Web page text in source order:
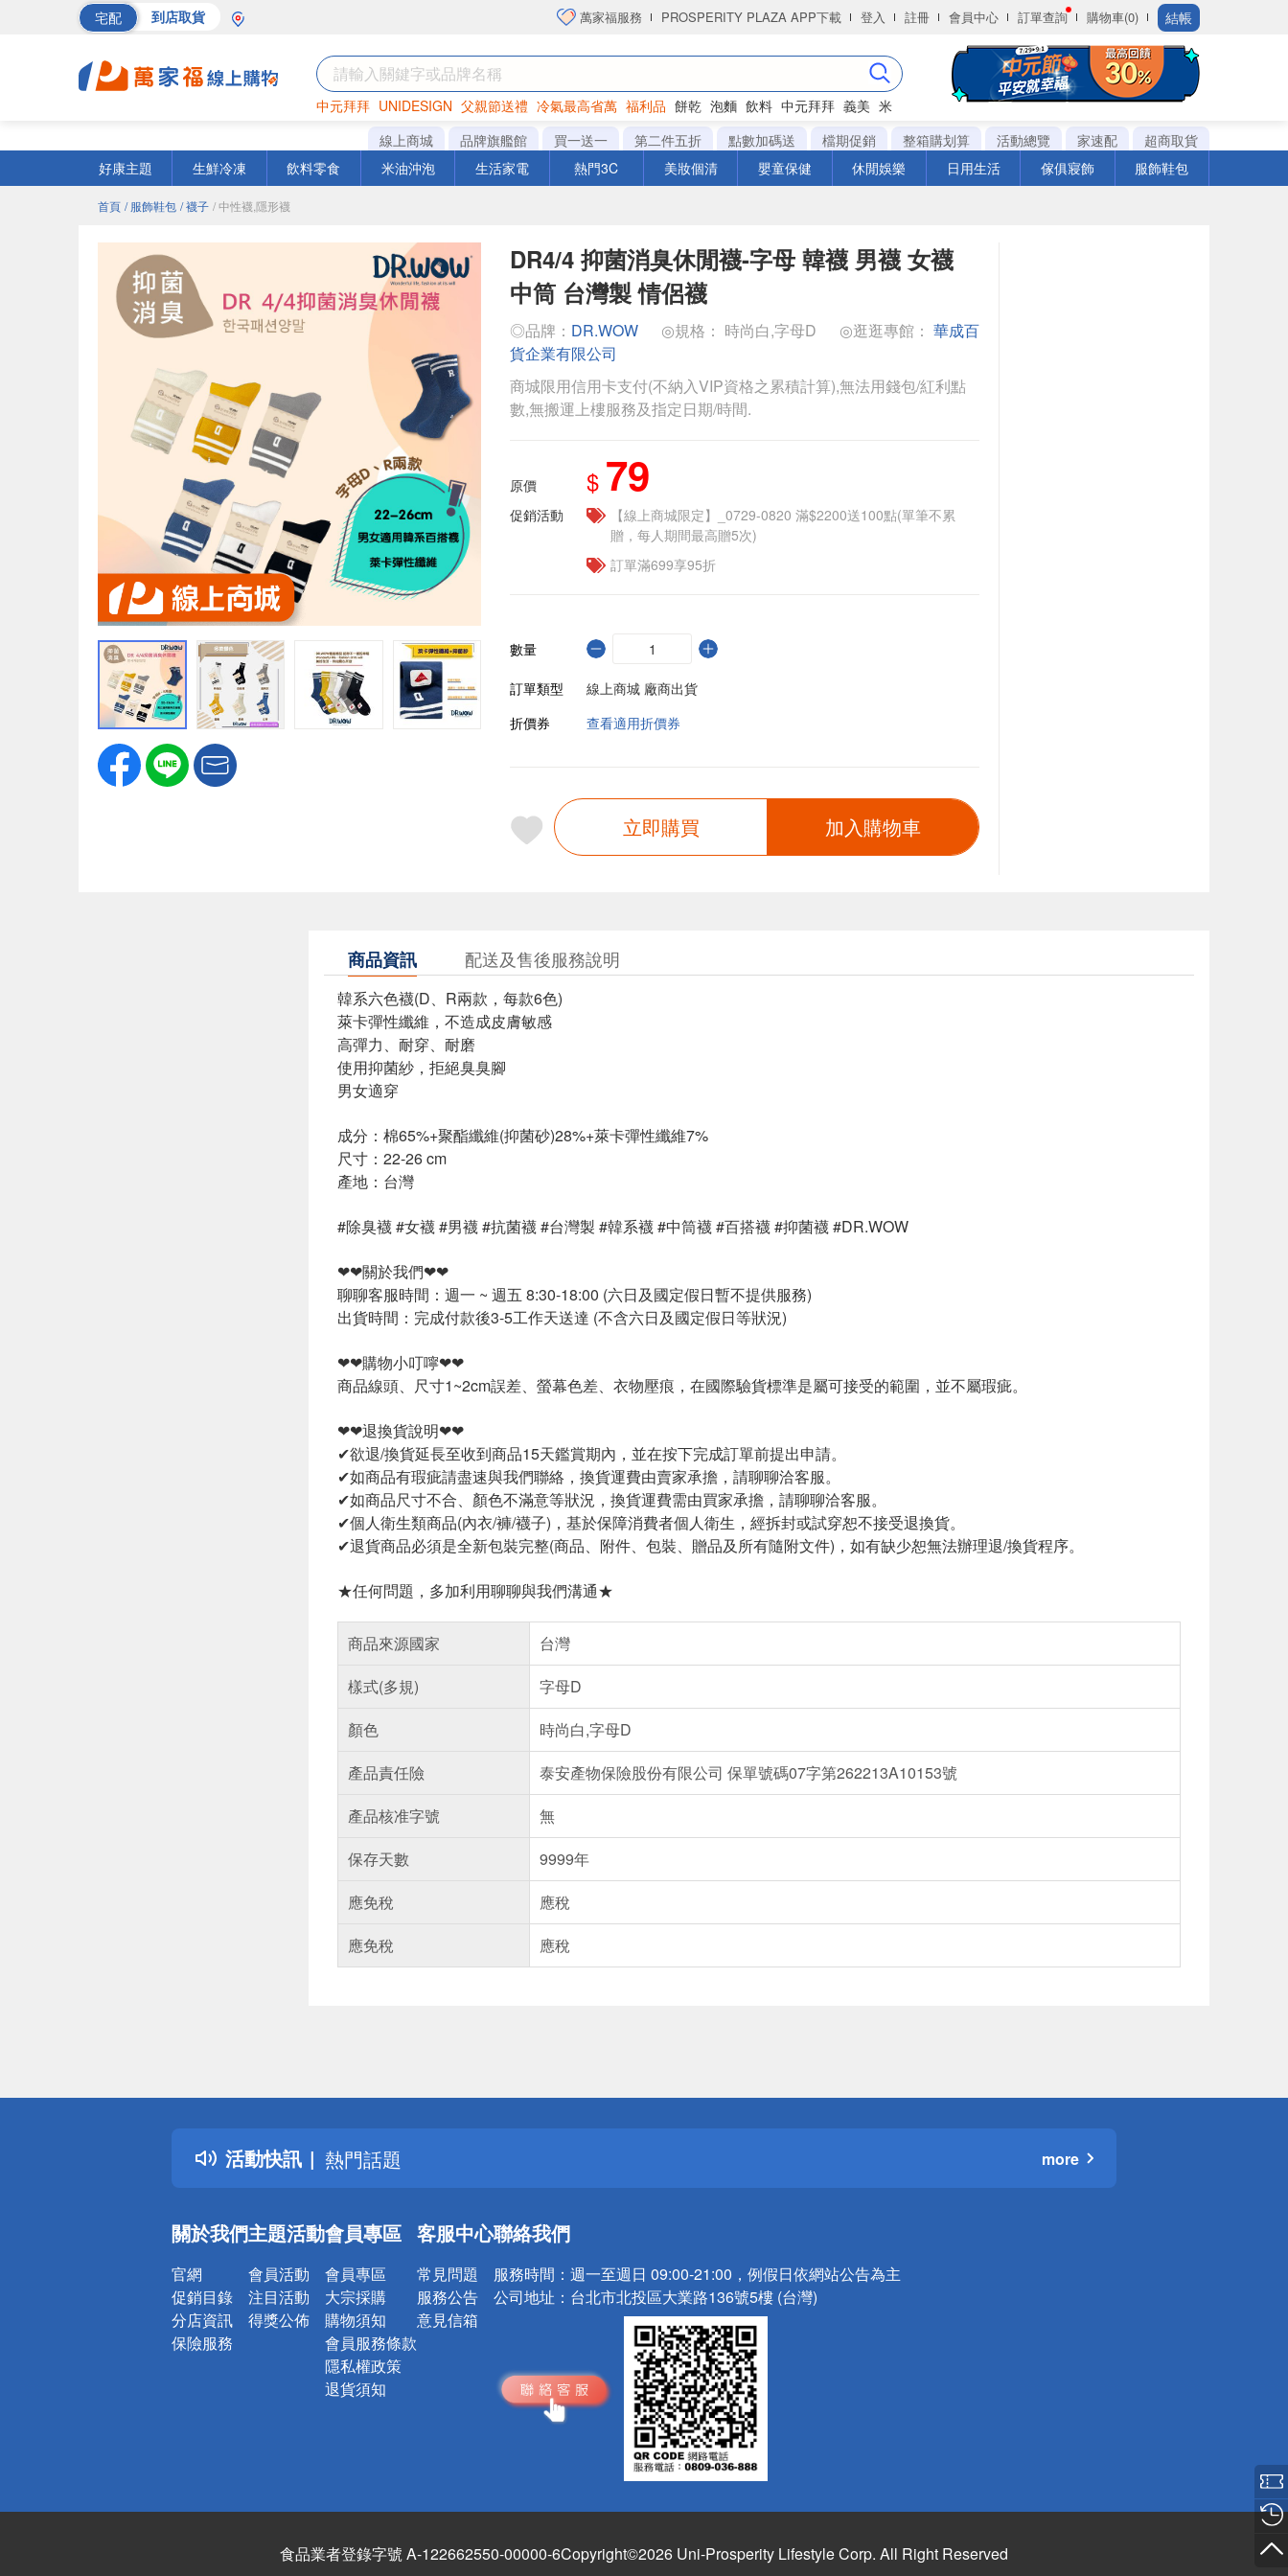
宅配 到店取貨 萬家福服務 PROSPERITY PLAZA APP下載 登入 註冊 會員中心 訂單查詢 購物車(0) 結帳
中元拜拜 UNIDESIGN 父親節送禮 冷氣最高省萬 福利品 餅乾 泡麵 飲料 中元拜拜 義美 米
罐頭 海苔 洋芋片
線上商城 品牌旗艦館 買一送一 第二件五折 點數加碼送 檔期促銷 整箱購划算 活動總覽 家速配
超商取貨
好康主題
生鮮冷凍 飲料零食 米油沖泡 生活家電 熱門3C 美妝個清 嬰童保健 休閒娛樂 日用生活 傢俱寢飾 服飾鞋包
首頁 / 服飾鞋包 / 襪子 / 中性襪,隱形襪
DR4/4 抑菌消臭休閒襪-字母 韓襪 男襪 女襪
中筒 台灣製 情侶襪
◎品牌： DR.WOW ◎規格： 時尚白,字母D ◎逛逛專館： 華成百
貨企業有限公司
商城限用信用卡支付(不納入VIP資格之累積計算),無法用錢包/紅利點
數,無搬運上樓服務及指定日期/時間.
原價 $ 79
促銷活動
【線上商城限定】_0729-0820 滿$2200送100點(單筆不累
贈，每人期間最高贈5次)
訂單滿699享95折
數量
訂單類型
線上商城 廠商出貨
折價券
查看適用折價券
立即購買 加入購物車
商品資訊 配送及售後服務說明
韓系六色襪(D、R兩款，每款6色)
萊卡彈性纖維，不造成皮膚敏感
高彈力、耐穿、耐磨
使用抑菌紗，拒絕臭臭腳
男女適穿
成分：棉65%+聚酯纖維(抑菌砂)28%+萊卡彈性纖維7%
尺寸：22-26 cm
產地：台灣
#除臭襪 #女襪 #男襪 #抗菌襪 #台灣製 #韓系襪 #中筒襪 #百搭襪 #抑菌襪 #DR.WOW
❤❤關於我們❤❤
聊聊客服時間：週一 ~ 週五 8:30-18:00 (六日及國定假日暫不提供服務)
出貨時間：完成付款後3-5工作天送達 (不含六日及國定假日等狀況)
❤❤購物小叮嚀❤❤
商品線頭、尺寸1~2cm誤差、螢幕色差、衣物壓痕，在國際驗貨標準是屬可接受的範圍，並不屬瑕疵。
❤❤退換貨說明❤❤
✔欲退/換貨延長至收到商品15天鑑賞期內，並在按下完成訂單前提出申請。
✔如商品有瑕疵請盡速與我們聯絡，換貨運費由賣家承擔，請聊聊洽客服。
✔如商品尺寸不合、顏色不滿意等狀況，換貨運費需由買家承擔，請聊聊洽客服。
✔個人衛生類商品(內衣/褲/襪子)，基於保障消費者個人衛生，經拆封或試穿恕不接受退換貨。
✔退貨商品必須是全新包裝完整(商品、附件、包裝、贈品及所有隨附文件)，如有缺少恕無法辦理退/換貨程序。
★任何問題，多加利用聊聊與我們溝通★
商品來源國家
台灣
樣式(多規)
字母D
顏色
時尚白,字母D
產品責任險
泰安產物保險股份有限公司 保單號碼07字第262213A10153號
產品核准字號
無
保存天數
9999年
應免稅
應稅
應免稅
應稅
活動快訊
詐騙網頁！請小心！
得獎公告
熱門話題
銀行優惠
詐騙網頁！請小心！
more
關於我們
官網
促銷目錄
分店資訊
保險服務
主題活動
會員活動
注目活動
得獎公佈
會員專區
會員專區
大宗採購
購物須知
會員服務條款
隱私權政策
退貨須知
客服中心
常見問題
服務公告
意見信箱
聯絡我們
服務時間： 週一至週日 09:00-21:00，例假日依網站公告為主
公司地址： 台北市北投區大業路136號5樓 (台灣)
食品業者登錄字號 A-122662550-00000-6Copyright©2026 Uni-Prosperity Lifestyle Corp. All Right Reserved